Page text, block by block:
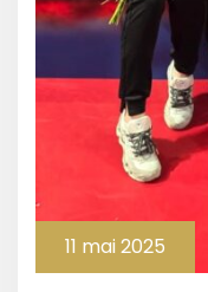
11 mai 2025